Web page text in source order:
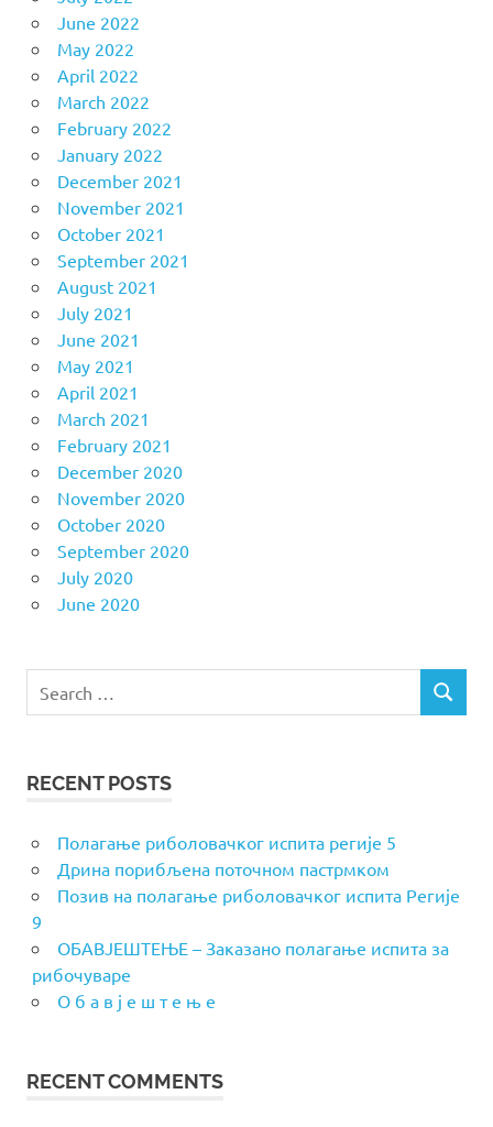
June 2022
May 2022
April 2022
March 2022
February 2022
January 2022
December 2021
November 2021
October 2021
September 2021
August 2021
July 2021
June 2021
May 2021
April 2021
March 2021
February 2021
December 2020
November 2020
October 2020
September 2020
July 2020
June 2020
for:
SEARCH
RECENT POSTS
Полагање риболовачког испита регије 5
Дрина порибљена поточном пастрмком
Позив на полагање риболовачког испита Регије
9
ОБАВЈЕШТЕЊЕ – Заказано полагање испита за
рибочуваре
О б а в ј е ш т е њ е
RECENT COMMENTS